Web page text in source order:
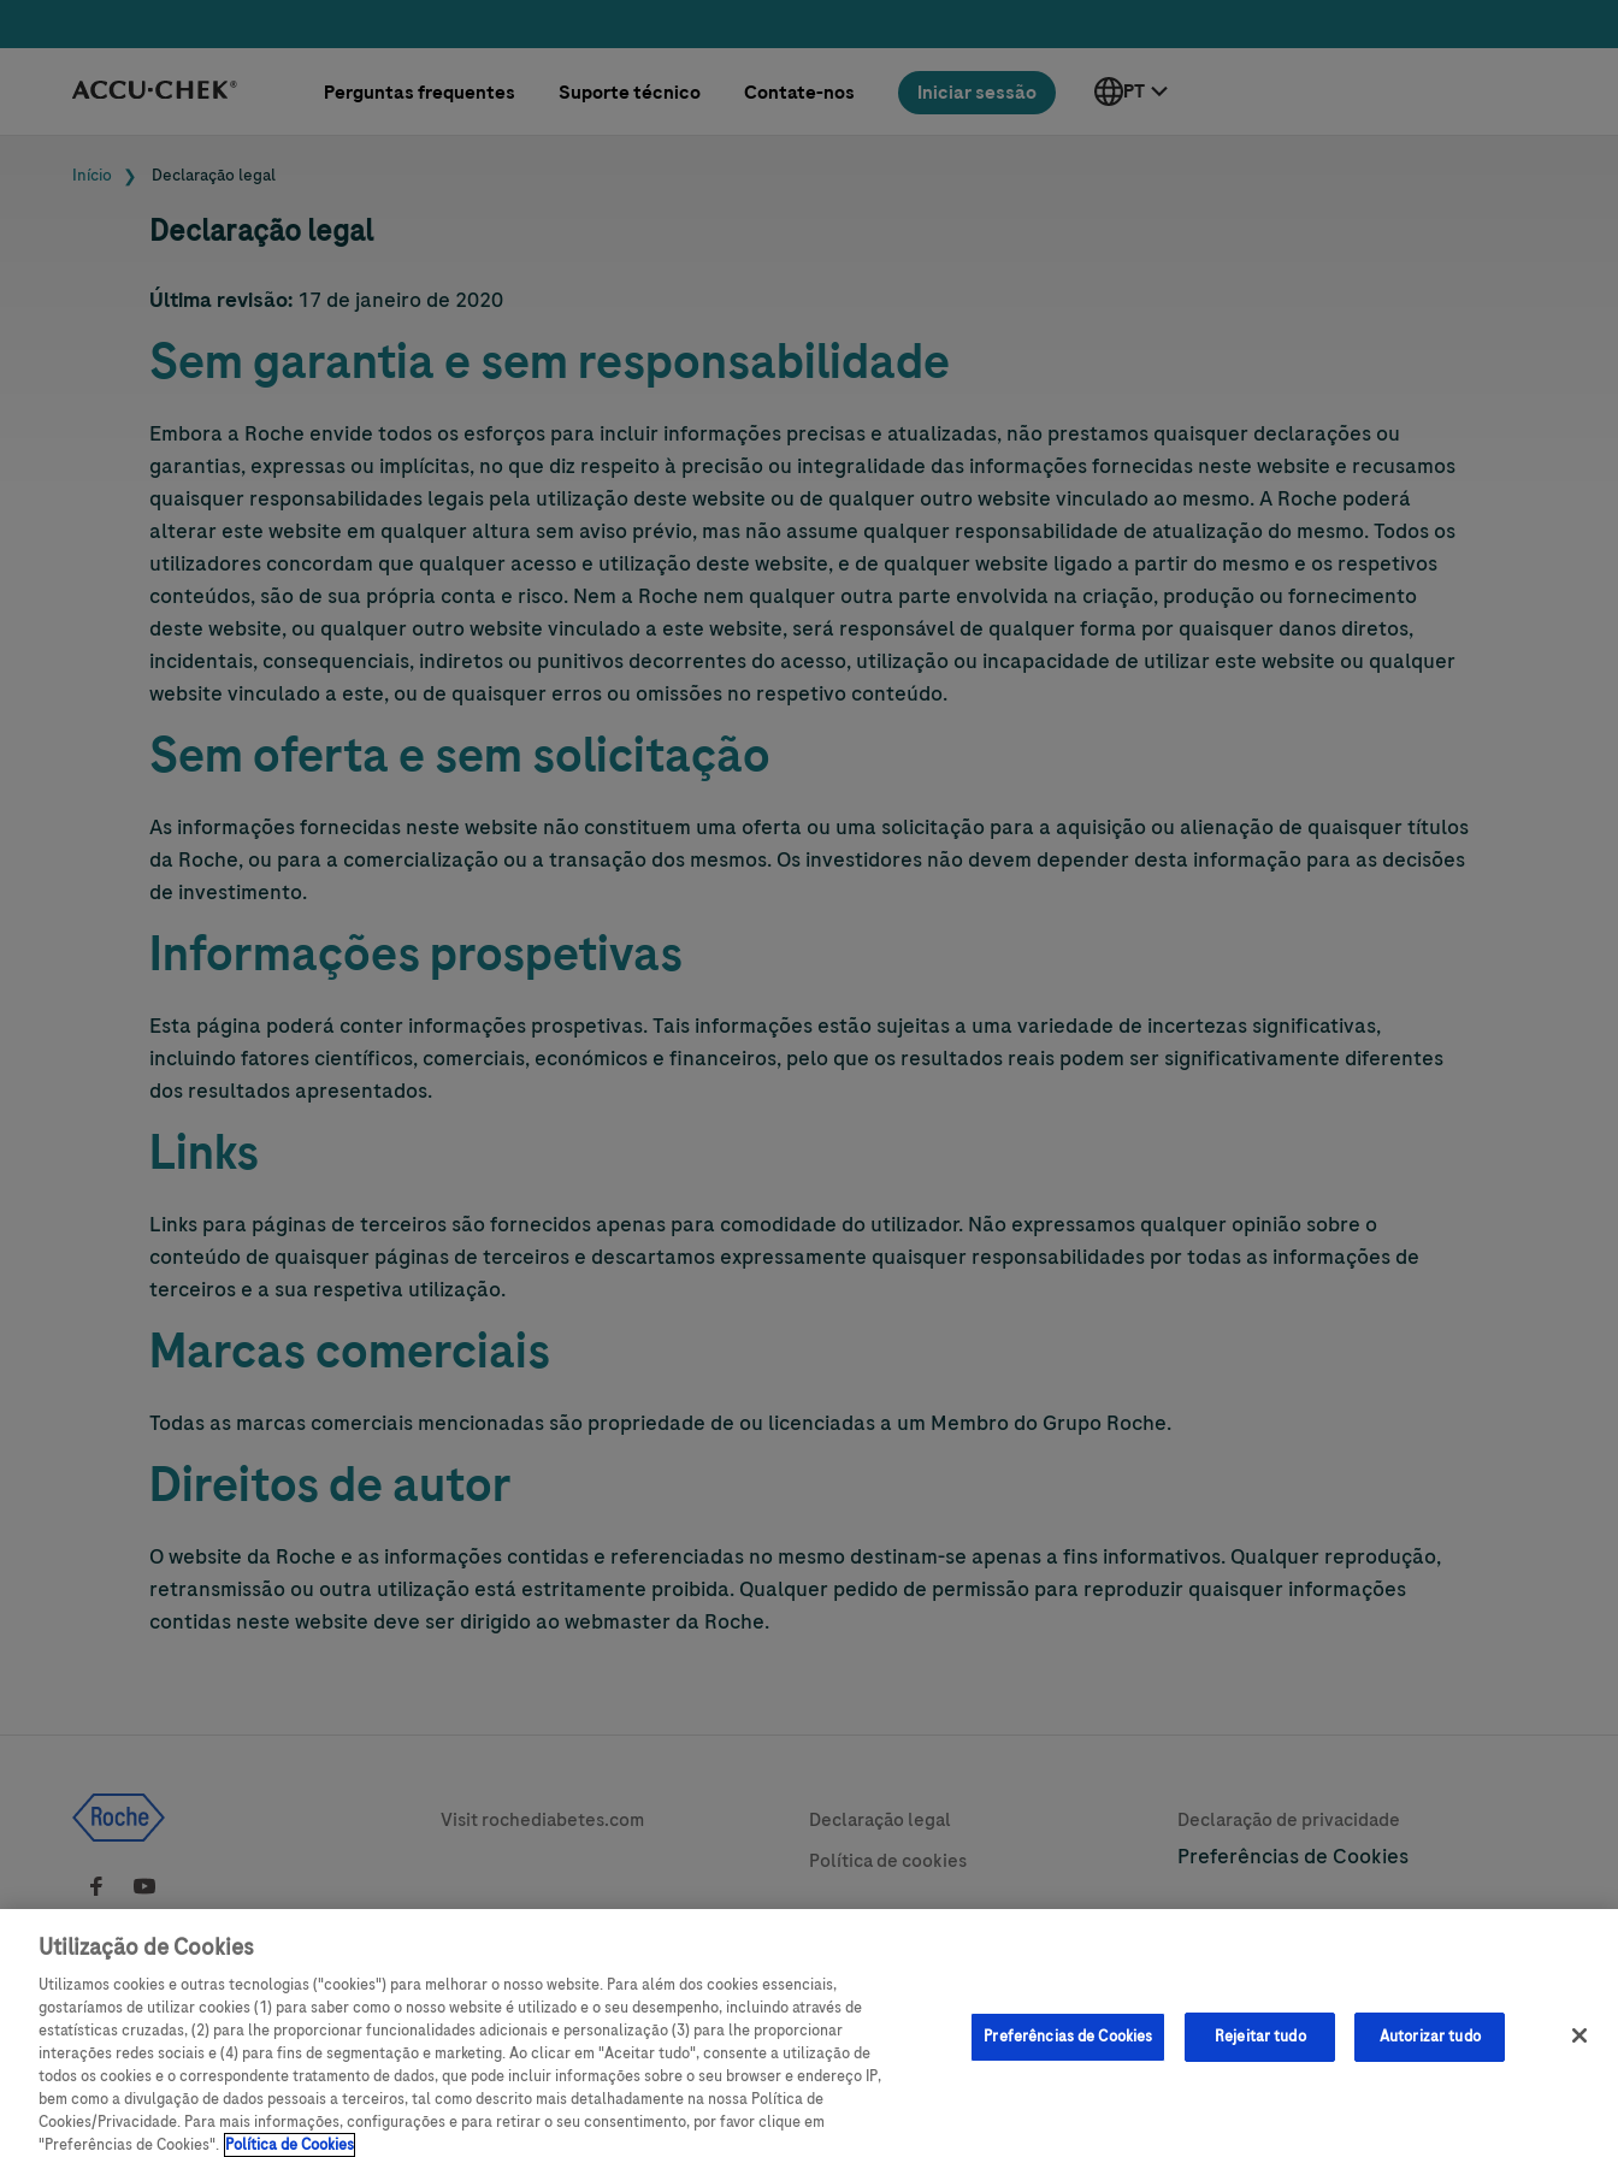
Perguntas frequentes Suporte técnico Contate-nos Iniciar sessão PT
Navegação estrutural
Início Declaração legal
Declaração legal
Última revisão: 17 de janeiro de 2020
Sem garantia e sem responsabilidade
Embora a Roche envide todos os esforços para incluir informações precisas e atualizadas, não prestamos quaisquer declarações ou
garantias, expressas ou implícitas, no que diz respeito à precisão ou integralidade das informações fornecidas neste website e recusamos
quaisquer responsabilidades legais pela utilização deste website ou de qualquer outro website vinculado ao mesmo. A Roche poderá
alterar este website em qualquer altura sem aviso prévio, mas não assume qualquer responsabilidade de atualização do mesmo. Todos os
utilizadores concordam que qualquer acesso e utilização deste website, e de qualquer website ligado a partir do mesmo e os respetivos
conteúdos, são de sua própria conta e risco. Nem a Roche nem qualquer outra parte envolvida na criação, produção ou fornecimento
deste website, ou qualquer outro website vinculado a este website, será responsável de qualquer forma por quaisquer danos diretos,
incidentais, consequenciais, indiretos ou punitivos decorrentes do acesso, utilização ou incapacidade de utilizar este website ou qualquer
website vinculado a este, ou de quaisquer erros ou omissões no respetivo conteúdo.
Sem oferta e sem solicitação
As informações fornecidas neste website não constituem uma oferta ou uma solicitação para a aquisição ou alienação de quaisquer títulos
da Roche, ou para a comercialização ou a transação dos mesmos. Os investidores não devem depender desta informação para as decisões
de investimento.
Informações prospetivas
Esta página poderá conter informações prospetivas. Tais informações estão sujeitas a uma variedade de incertezas significativas,
incluindo fatores científicos, comerciais, económicos e financeiros, pelo que os resultados reais podem ser significativamente diferentes
dos resultados apresentados.
Links
Links para páginas de terceiros são fornecidos apenas para comodidade do utilizador. Não expressamos qualquer opinião sobre o
conteúdo de quaisquer páginas de terceiros e descartamos expressamente quaisquer responsabilidades por todas as informações de
terceiros e a sua respetiva utilização.
Marcas comerciais
Todas as marcas comerciais mencionadas são propriedade de ou licenciadas a um Membro do Grupo Roche.
Direitos de autor
O website da Roche e as informações contidas e referenciadas no mesmo destinam-se apenas a fins informativos. Qualquer reprodução,
retransmissão ou outra utilização está estritamente proibida. Qualquer pedido de permissão para reproduzir quaisquer informações
contidas neste website deve ser dirigido ao webmaster da Roche.
Legal & Privacy
Visit rochediabetes.com Contact
Declaração legal
Política de cookies
Learn More
Declaração de privacidade
Preferências de Cookies
Ce site Web contient des informations sur des produits destinés à un large
public et peut contenir des détails sur des produits ou des informations qui
ne sont pas accessibles ou valables dans votre pays. Veuillez noter que nous
n’assumons aucune responsabilité quant à l’accès à ces informations, qui
peuvent ne pas être conformes à toute procédure légale, réglementation,
enregistrement ou usage dans votre pays d’origine.
Les affichages présentés dans ce site web ne sont que des
représentations. Ces affichages et données peuvent différer de ceux de
l’application. Cela concerne le format de l’heure et les unités de mesure, par
exemple, mmol/L ou mg/dL.
Utilização de Cookies
Utilizamos cookies e outras tecnologias ("cookies") para melhorar o nosso website. Para além dos cookies essenciais,
gostaríamos de utilizar cookies (1) para saber como o nosso website é utilizado e o seu desempenho, incluindo através de
estatísticas cruzadas, (2) para lhe proporcionar funcionalidades adicionais e personalização (3) para lhe proporcionar
interações redes sociais e (4) para fins de segmentação e marketing. Ao clicar em "Aceitar tudo", consente a utilização de
todos os cookies e o correspondente tratamento de dados, que pode incluir informações sobre o seu browser e endereço IP,
bem como a divulgação de dados pessoais a terceiros, tal como descrito mais detalhadamente na nossa Política de
Cookies/Privacidade. Para mais informações, configurações e para retirar o seu consentimento, por favor clique em
"Preferências de Cookies". Política de Cookies
Preferências de Cookies Rejeitar tudo Autorizar tudo